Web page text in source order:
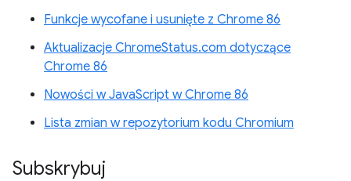
Funkcje wycofane i usunięte z Chrome 86
Aktualizacje ChromeStatus.com dotyczące
Chrome 86
Nowości w JavaScript w Chrome 86
Lista zmian w repozytorium kodu Chromium
Subskrybuj